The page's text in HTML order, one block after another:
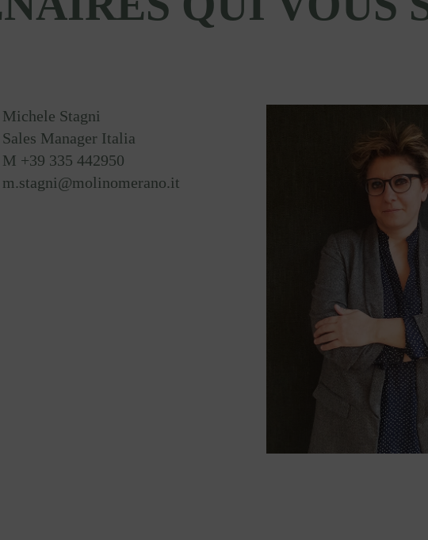
Michele Stagni
Sales Manager Italia
M +39 335 442950
m.stagni@molinomerano.it